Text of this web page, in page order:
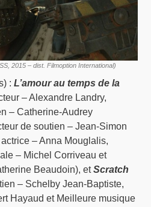
2015 – dist. Filmoption International)
:L’amour au temps de la
– Alexandre Landry,
– Catherine-Audrey
de soutien – Jean-Simon
– Anna Mouglalis,
– Michel Corriveau et
Beaudoin), etScratch
– Schelby Jean-Baptiste,
Hayaud et Meilleure musique